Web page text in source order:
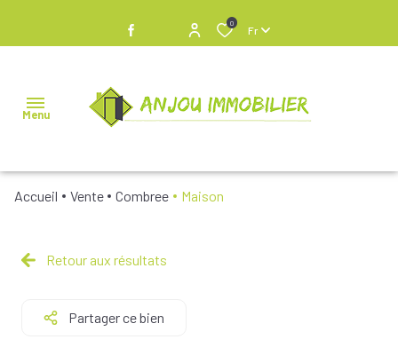
0
Fr
Menu
VENDRE
BIENS
Accueil Vente Combree Maison
Retour aux résultats
Partager ce bien